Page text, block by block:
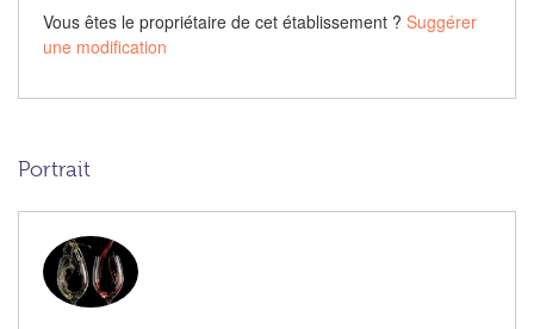
Vous êtes le propriétaire de cet établissement ? Suggérer
une modification
Portrait